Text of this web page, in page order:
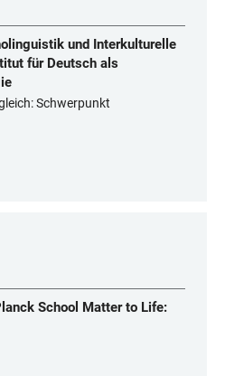
und Interkulturelle
für Deutsch als
Schwerpunkt
School Matter to Life: